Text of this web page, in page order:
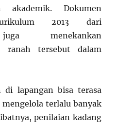
akademik. Dokumen
2013 dari
menekankan
ranah tersebut dalam
di lapangan bisa terasa
terlalu banyak
penilaian kadang